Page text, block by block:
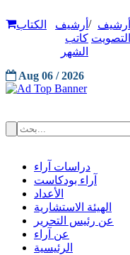
أرشيف
التصويت
/ أرشيف
كاتب
الشهر
الكتاب
Aug 06 / 2026
دراسات آراء
آراء بودكاست
الأعداد
الهيئة الاستشارية
عن رئيس التحرير
عن آراء
الرئيسية